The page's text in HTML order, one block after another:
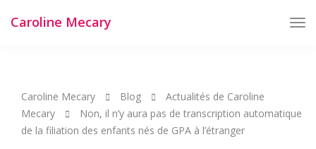
Caroline Mecary
Caroline Mecary Blog
Actualités de Caroline
Mecary
Non, il n’y aura pas de transcription automatique
de la filiation des enfants nés de GPA à l’étranger